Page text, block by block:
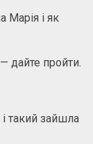
Марія і як
дайте пройти.
такий зайшла